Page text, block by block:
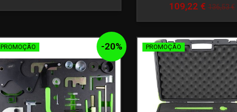
109,22 € 136,53 €
-20%
PROMOÇÃO PROMOÇÃO